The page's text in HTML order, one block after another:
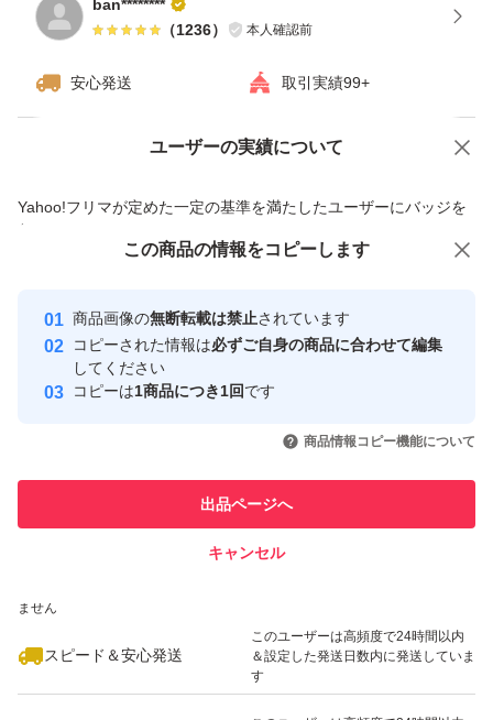
ban********
（1236） 本人確認前
安心発送 取引実績99+
ユーザーの実績について
Yahoo!フリマが定めた一定の基準を満たしたユーザーにバッジを
付与しています
安心取引出品者
心・安全なユーザーです
取引実績
引を完了させた実績があります
での取引実績があります
ません
スピード＆安心発送
このユーザーは高頻度で24時間以内
＆設定した発送日数内に発送していま
す
価格の相談 商品への質問
この商品の情報をコピーします
商品画像の無断転載は禁止されています
コピーされた情報は必ずご自身の商品に合わせて編集
してください
コピーは1商品につき1回です
商品情報コピー機能について
出品ページへ
キャンセル
この商品をみている人にオススメ